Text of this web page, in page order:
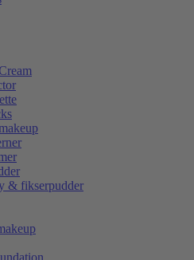
& fikserpudder